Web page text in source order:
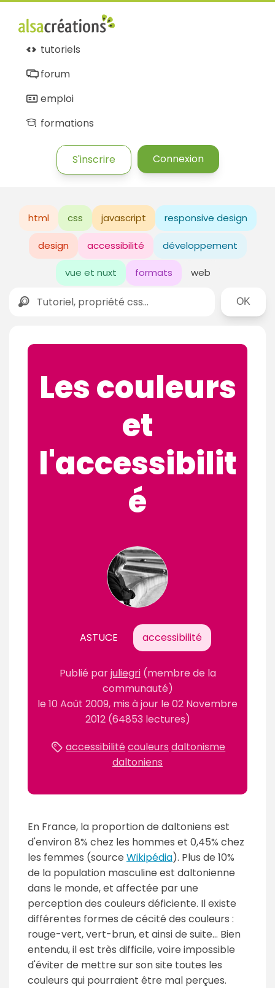
tutoriels
forum
emploi
formations
S'inscrire Connexion
html css javascript responsive design
design accessibilité développement
vue et nuxt formats web
Rechercher
Les couleurs
et
l'accessibilit
é
ASTUCE accessibilité
Publié parjuliegri (membre de la
communauté)
le10 Août 2009, mis à jour le02 Novembre
2012(64853 lectures)
accessibilitécouleurs daltonisme
daltoniens
En France, la proportion de daltoniens est
d'environ 8% chez les hommes et 0,45% chez
les femmes (source Wikipédia). Plus de 10%
de la population masculine est daltonienne
dans le monde, et affectée par une
perception des couleurs déficiente. Il existe
différentes formes de cécité des couleurs :
rouge-vert, vert-brun, et ainsi de suite... Bien
entendu, il est très difficile, voire impossible
d'éviter de mettre sur son site toutes les
couleurs qui pourraient être mal perçues.